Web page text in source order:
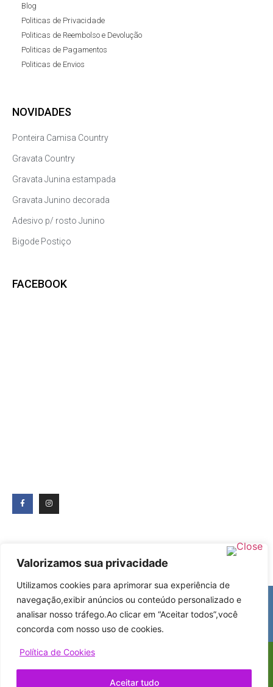
Valorizamos sua privacidade
Utilizamos cookies para aprimorar sua experiência de
navegação,exibir anúncios ou conteúdo personalizado e
analisar nosso tráfego.Ao clicar em “Aceitar todos”,você
concorda com nosso uso de cookies.
Política de Cookies
Aceitar tudo
Blog
Politicas de Privacidade
Politicas de Reembolso e Devolução
Politicas de Pagamentos
Politicas de Envios
NOVIDADES
Ponteira Camisa Country
Gravata Country
Gravata Junina estampada
Gravata Junino decorada
Adesivo p/ rosto Junino
Bigode Postiço
FACEBOOK
+55 (11) 5571-2579
lojavirtual@absurdofantasias.com.br
Seg - Sex: 9:30h - 20h | Sab: 10hàs 18h
© 2026 TODOS OS DIREITOS RESERVADOS A ABSURDO
FANTASIAS | CNPJ: 04.537.440/0001-33